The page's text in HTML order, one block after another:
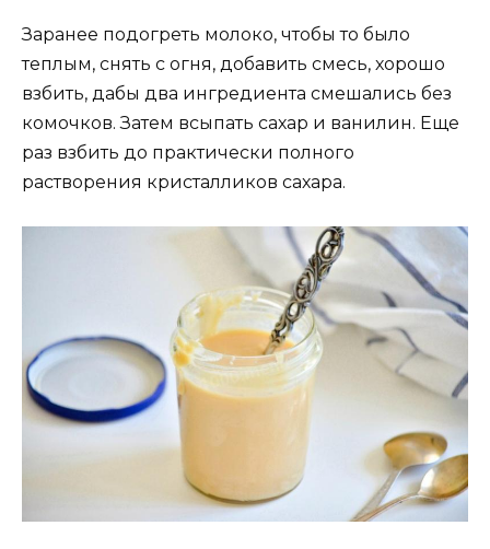
Заранее подогреть молоко, чтобы то было
теплым, снять с огня, добавить смесь, хорошо
взбить, дабы два ингредиента смешались без
комочков. Затем всыпать сахар и ванилин. Еще
раз взбить до практически полного
растворения кристалликов сахара.